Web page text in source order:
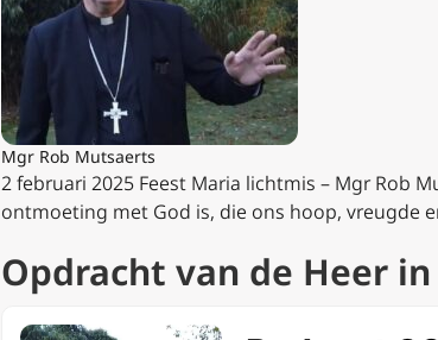
Mgr Rob Mutsaerts
2 februari 2025 Feest Maria lichtmis – Mgr Rob
ontmoeting met God is, die ons hoop, vreugde
Opdracht van de Heer